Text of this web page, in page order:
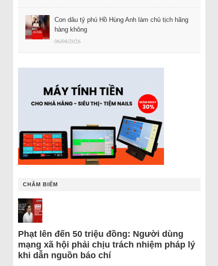
Con dâu tỷ phú Hồ Hùng Anh làm chủ tịch hãng
hàng không
06/08/2026
CHÂM BIẾM
Phạt lên đến 50 triệu đồng: Người dùng
mạng xã hội phải chịu trách nhiệm pháp lý
khi dẫn nguồn báo chí